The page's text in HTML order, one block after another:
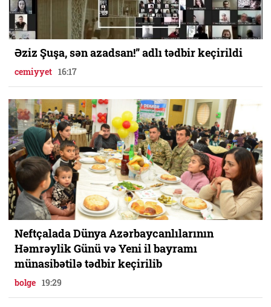
Əziz Şuşa, sən azadsan!” adlı tədbir keçirildi
cemiyyet 16:17
Neftçalada Dünya Azərbaycanlılarının
Həmrəylik Günü və Yeni il bayramı
münasibətilə tədbir keçirilib
bolge 19:29